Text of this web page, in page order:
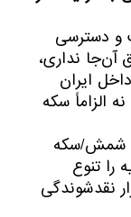
و دسترسی
آن‌جا نداری،
ایران
یا طلای ۱۸ عیار، نه الزاماً سکه
شمش/سکه
را تنوع
نقدشوندگی